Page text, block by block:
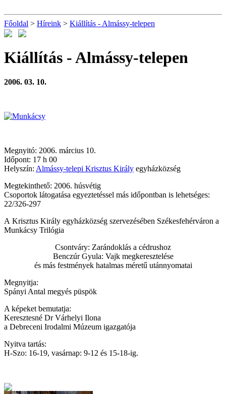
Főoldal > Híreink > Kiállítás - Almássy-telepen
Kiállítás - Almássy-telepen
2006. 03. 10.
Megnyitó: 2006. március 10.
Időpont: 17 h 00
Helyszín: Almássy-telepi Krisztus Király egyházközség
Megtekinthető: 2006. húsvétig
Csoportok látogatása egyeztetéssel más időpontban is lehetséges:
22/326-297
A Krisztus Király egyházközség szervezésében Székesfehérváron a
Munkácsy Trilógia
Csontváry: Zarándoklás a cédrushoz
Benczúr Gyula: Vajk megkeresztelése
és más festmények hatalmas méretű utánnyomatai
Megnyitja:
Spányi Antal megyés püspök
A képeket bemutatja:
Keresztesné Dr Várhelyi Ilona
a Debreceni Irodalmi Múzeum igazgatója
Nyitva tartás:
H-Szo: 16-19, vasárnap: 9-12 és 15-18-ig.